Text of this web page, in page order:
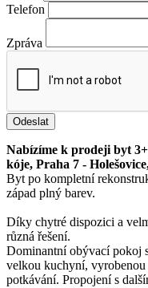
Telefon
Zpráva
Odeslat
Nabízíme k prodeji byt
kóje, Praha 7 -
Byt po kompletní
západ plný barev.
Díky chytré dispozici a
různá řešení.
Dominantní obývací pokoj
velkou kuchyní,
potkávání. Propojení s